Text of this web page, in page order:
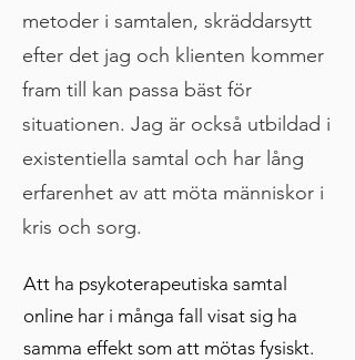
metoder i samtalen, skräddarsytt
efter det jag och klienten kommer
fram till kan passa bäst för
situationen. Jag är också utbildad i
existentiella samtal och har lång
erfarenhet av att möta människor i
kris och sorg.
Att ha psykoterapeutiska samtal
online har i många fall visat sig ha
samma effekt som att mötas fysiskt.